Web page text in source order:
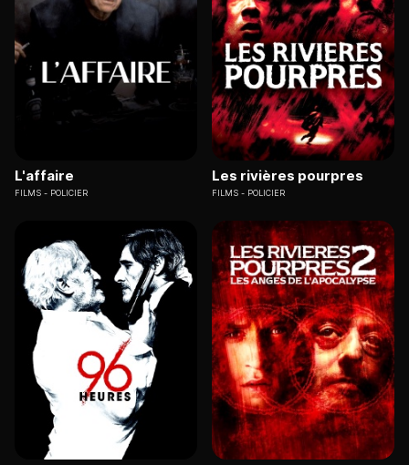
L'affaire
FILMS POLICIER
Les rivières pourpres
FILMS POLICIER